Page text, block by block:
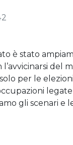
è stato
del
per le
gli scenari e